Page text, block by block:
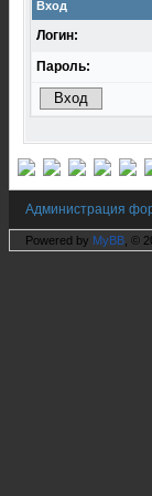
Вход
Логин:
Пароль:
Администрация
Powered by MyBB , ©